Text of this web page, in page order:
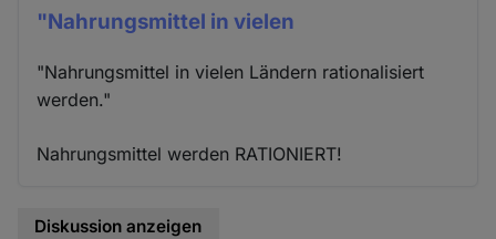
"Nahrungsmittel in vielen
"Nahrungsmittel in vielen Ländern rationalisiert
werden."
Nahrungsmittel werden RATIONIERT!
Diskussion anzeigen